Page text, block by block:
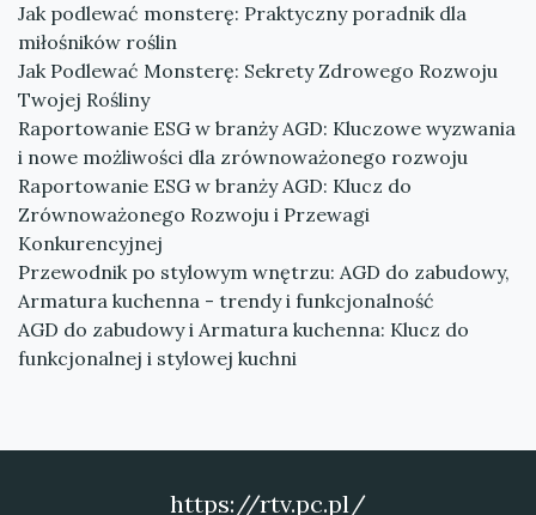
Jak podlewać monsterę: Praktyczny poradnik dla
miłośników roślin
Jak Podlewać Monsterę: Sekrety Zdrowego Rozwoju
Twojej Rośliny
Raportowanie ESG w branży AGD: Kluczowe wyzwania
i nowe możliwości dla zrównoważonego rozwoju
Raportowanie ESG w branży AGD: Klucz do
Zrównoważonego Rozwoju i Przewagi
Konkurencyjnej
Przewodnik po stylowym wnętrzu: AGD do zabudowy,
Armatura kuchenna - trendy i funkcjonalność
AGD do zabudowy i Armatura kuchenna: Klucz do
funkcjonalnej i stylowej kuchni
https://rtv.pc.pl/